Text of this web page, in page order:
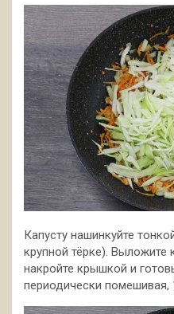
Капусту нашинкуйте
крупной тёрке). Выложите
накройте крышкой и
периодически помешивая,